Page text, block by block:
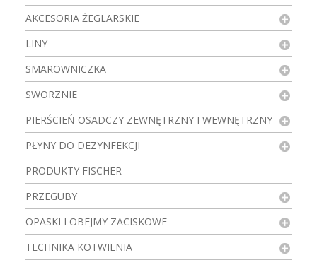
AKCESORIA ŻEGLARSKIE
LINY
SMAROWNICZKA
SWORZNIE
PIERŚCIEŃ OSADCZY ZEWNĘTRZNY I WEWNĘTRZNY
PŁYNY DO DEZYNFEKCJI
PRODUKTY FISCHER
PRZEGUBY
OPASKI I OBEJMY ZACISKOWE
TECHNIKA KOTWIENIA